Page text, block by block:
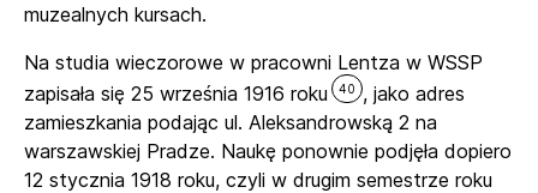
muzealnych kursach.
Na studia wieczorowe w pracowni Lentza w WSSP
zapisała się 25 września 1916 roku
40
, jako adres
zamieszkania podając ul. Aleksandrowską 2 na
warszawskiej Pradze. Naukę ponownie podjęła dopiero
12 stycznia 1918 roku, czyli w drugim semestrze roku